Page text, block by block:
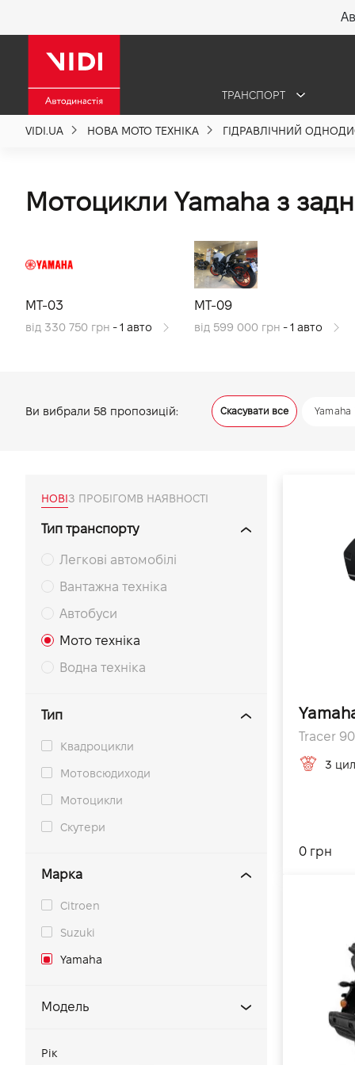
ТРАНСПОРТ
VIDI.UA НОВА МОТО ТЕХНІКА ГІДРАВЛІЧНИЙ
Мотоцикли Yamaha з
MT-03
від 330 750 грн - 1 авто
MT-09
від 599 000 грн - 1 авто
Ви вибрали 58 пропозицій: Скасувати все Yamaha
НОВІЗ ПРОБІГОМВ НАЯВНОСТІ
Тип транспорту
Легкові автомобілі
Вантажна техніка
Автобуси
Мото техніка
Водна техніка
Тип
Квадроцикли
Мотовсюдиходи
Мотоцикли
Скутери
Марка
Citroen
Suzuki
Yamaha
Модель
Рік
Tracer
3
0 грн
Про компанію
Новини
Політика якості
Контакти